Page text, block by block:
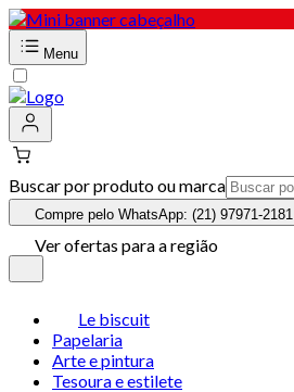
Menu
Buscar por produto ou marca
Compre pelo WhatsApp: (21) 97971-2181
Ver ofertas para a região
Le biscuit
Papelaria
Arte e pintura
Tesoura e estilete